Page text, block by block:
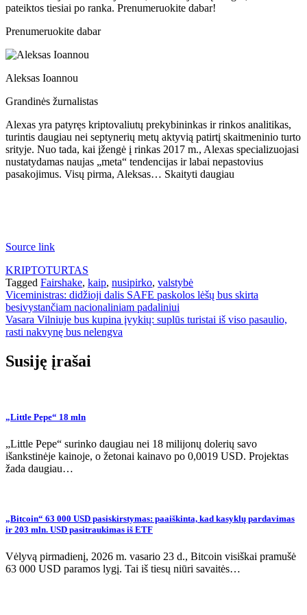
pateiktos tiesiai po ranka. Prenumeruokite dabar!
Prenumeruokite dabar
Aleksas Ioannou
Grandinės žurnalistas
Alexas yra patyręs kriptovaliutų prekybininkas ir rinkos analitikas,
turintis daugiau nei septynerių metų aktyvią patirtį skaitmeninio turto
srityje. Nuo tada, kai įžengė į rinkas 2017 m., Alexas specializuojasi
nustatydamas naujas „meta“ tendencijas ir labai nepastovius
pasakojimus. Visų pirma, Aleksas… Skaityti daugiau
Source link
KRIPTOTURTAS
Tagged Fairshake, kaip, nusipirko, valstybė
Navigacija
tarp
įrašų
Viceministras: didžioji dalis SAFE paskolos lėšų bus skirta
besivystančiam nacionaliniam padaliniui
Vasara Vilniuje bus kupina įvykių: suplūs turistai iš viso pasaulio,
rasti nakvynę bus nelengva
Susiję įrašai
„Little Pepe“ 18 mln
„Little Pepe“ surinko daugiau nei 18 milijonų dolerių savo
išankstinėje kainoje, o žetonai kainavo po 0,0019 USD. Projektas
žada daugiau…
„Bitcoin“ 63 000 USD pasiskirstymas: paaiškinta, kad kasyklų pardavimas
ir 203 mln. USD pasitraukimas iš ETF
Vėlyvą pirmadienį, 2026 m. vasario 23 d., Bitcoin visiškai pramušė
63 000 USD paramos lygį. Tai iš tiesų niūri savaitės…